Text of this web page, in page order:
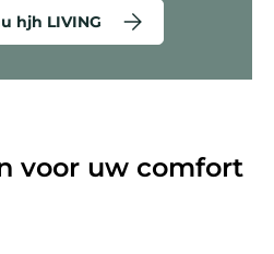
hjh LIVING
voor uw comfort